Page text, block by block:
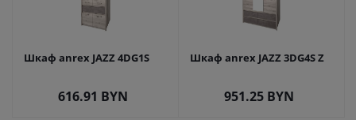
Шкаф anrex JAZZ 4DG1S
616.91 BYN
Шкаф anrex JAZZ 3DG4S Z
951.25 BYN